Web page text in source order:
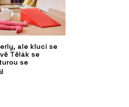
a zásuvky RETRO - OBZOR
ale kluci se
Tělák se
se